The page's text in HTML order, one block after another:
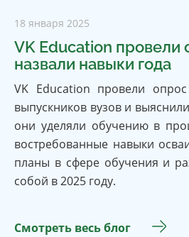
18 января 2025
VK Education провели
назвали навыки года
VK Education провели
выпускников вузов и
они уделяли обучению в
востребованные навыки
планы в сфере обучения и
собой в 2025 году.
Смотреть весь блог